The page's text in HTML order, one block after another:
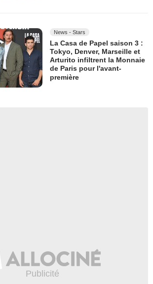
News - Stars
La Casa de Papel saison 3 :
Tokyo, Denver, Marseille et
Arturito infiltrent la Monnaie
de Paris pour l'avant-
première